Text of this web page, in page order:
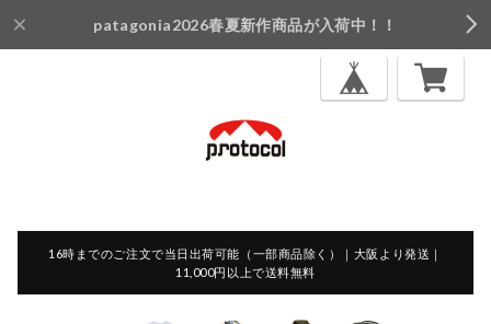
patagonia2026春夏新作商品が入荷中！！
16時までのご注文で当日出荷可能（一部商品除く）｜大阪より発送｜
11,000円以上で送料無料